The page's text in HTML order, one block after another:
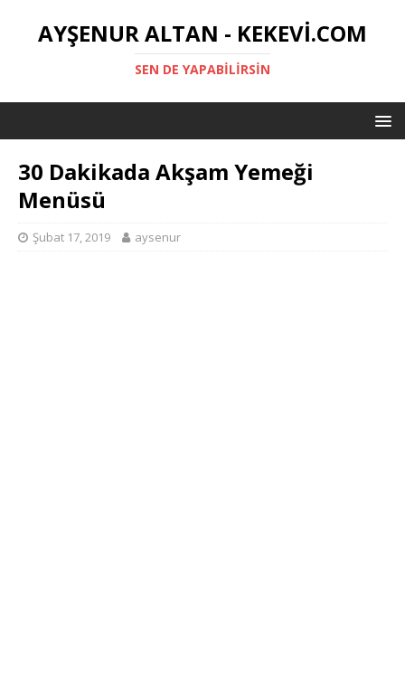
AYŞENUR ALTAN - KEKEVI.COM
SEN DE YAPABILIRSIN
30 Dakikada Akşam Yemeği
Menüsü
Şubat 17, 2019 aysenur